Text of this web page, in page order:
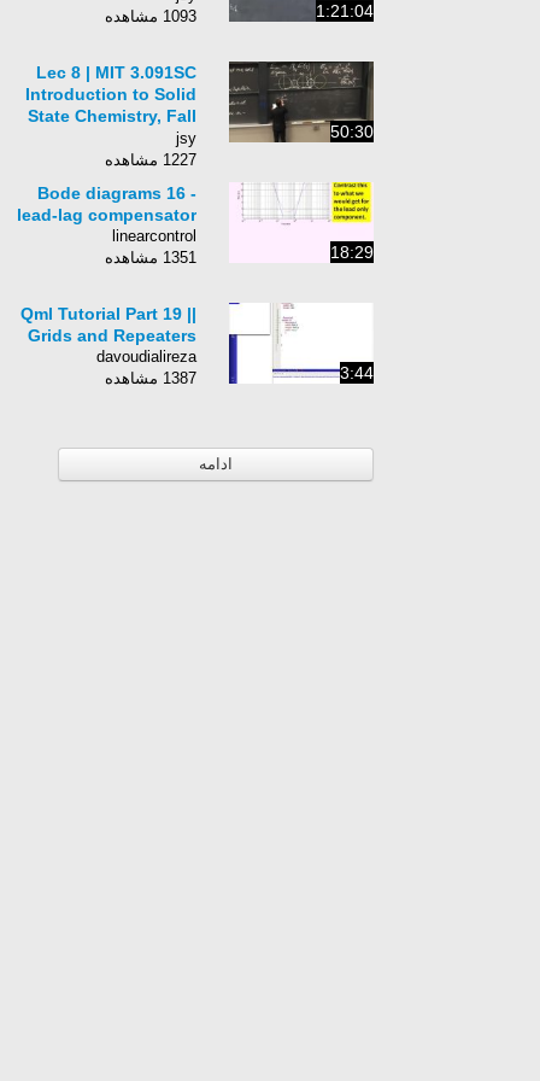
1:21:04
1093 مشاهده
50:30
Lec 8 | MIT 3.091SC
Introduction to Solid
State Chemistry, Fall
2010
jsy
1227 مشاهده
18:29
Bode diagrams 16 -
lead-lag compensator
linearcontrol
1351 مشاهده
3:44
Qml Tutorial Part 19 ||
Grids and Repeaters
davoudialireza
1387 مشاهده
ادامه